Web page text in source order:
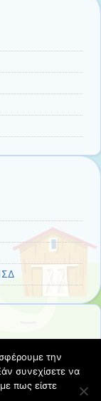
την
συνεχίσετε να
πως είστε